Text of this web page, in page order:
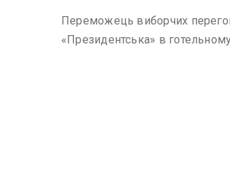
Переможець виборчих
«Президентська» в